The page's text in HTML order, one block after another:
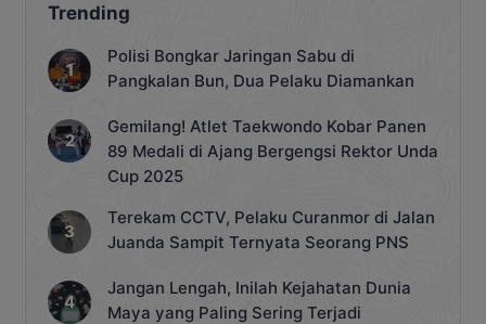
Trending
Polisi Bongkar Jaringan Sabu di
Pangkalan Bun, Dua Pelaku Diamankan
Gemilang! Atlet Taekwondo Kobar Panen
89 Medali di Ajang Bergengsi Rektor Unda
Cup 2025
Terekam CCTV, Pelaku Curanmor di Jalan
Juanda Sampit Ternyata Seorang PNS
Jangan Lengah, Inilah Kejahatan Dunia
Maya yang Paling Sering Terjadi